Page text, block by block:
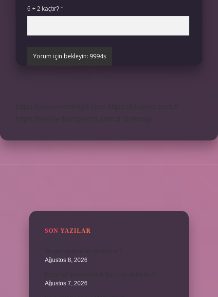
6 + 2 kaçtır? *
SON YAZILAR
Ağustos 8, 2026
Ağustos 7, 2026